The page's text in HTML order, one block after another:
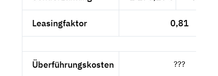
Leasingfaktor 0,81
Überführungskosten ???